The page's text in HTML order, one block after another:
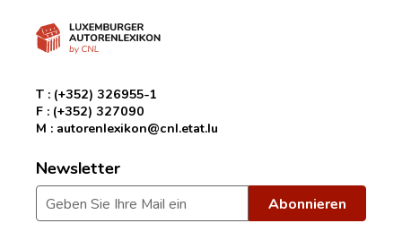
T : (+352) 326955-1
F : (+352) 327090
M : autorenlexikon@cnl.etat.lu
Newsletter